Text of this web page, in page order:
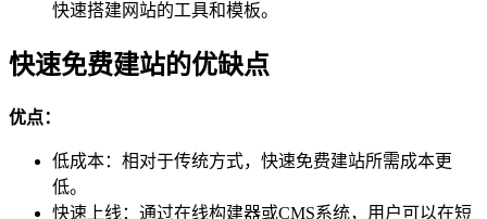
快速搭建网站的工具和模板。
快速免费建站的优缺点
优点：
低成本：相对于传统方式，快速免费建站所需成本更
低。
快速上线：通过在线构建器或CMS系统，用户可以在短